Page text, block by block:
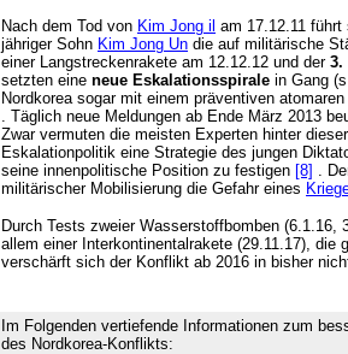
Nach dem Tod von Kim Jong il am 17.12.11 führt
jähriger Sohn Kim Jong Un die auf militärische
einer Langstreckenrakete am 12.12.12 und der 3.
setzten eine neue Eskalationsspirale in Gang
Nordkorea sogar mit einem präventiven
. Täglich neue Meldungen ab Ende März 2013
Zwar vermuten die meisten Experten hinter
Eskalationpolitik eine Strategie des jungen
seine innenpolitische Position zu festigen [8] .
militärischer Mobilisierung die Gefahr eines
Durch Tests zweier Wasserstoffbomben (6.1.16,
allem einer Interkontinentalrakete (29.11.17), die
verschärft sich der Konflikt ab 2016 in bisher
Im Folgenden vertiefende Informationen zum
des Nordkorea-Konflikts: